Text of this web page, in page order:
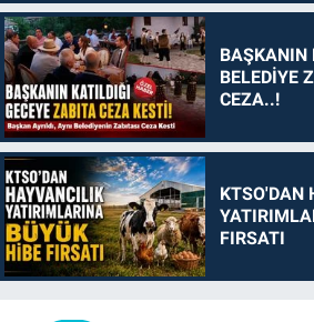
BAŞKANIN
BELEDİYE
CEZA..!
KTSO'DAN
FIRSATI